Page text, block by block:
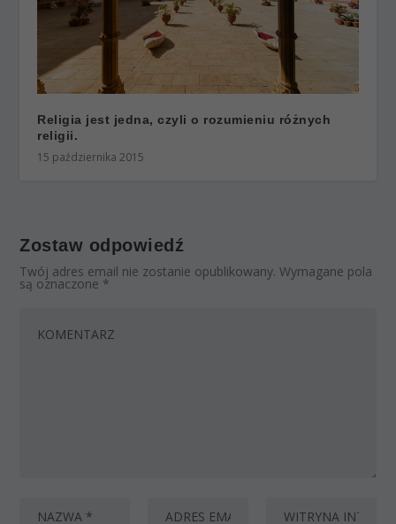
Religia jest jedna, czyli o rozumieniu różnych
religii.
15 października 2015
Zostaw odpowiedź
Twój adres email nie zostanie opublikowany. Wymagane pola
są oznaczone *